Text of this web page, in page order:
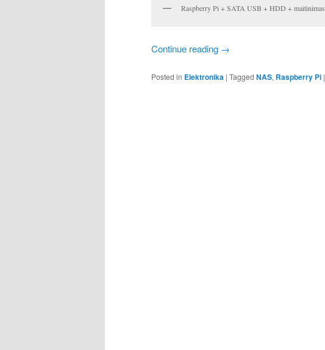
Raspberry Pi + SATA USB + HDD + maitinimas
Continue reading →
Posted in Elektronika | Tagged NAS, Raspberry Pi |